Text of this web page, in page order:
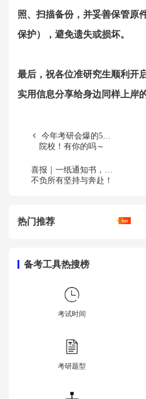
照、扫描备份，并妥善保管原
保护），避免遗失或损坏。
最后，祝各位准研究生顺利开
实用信息分享给身边同样上岸
今年考研会爆的5所
院校！有你的吗～
喜报｜一纸通知书，终
不负所有坚持与奔赴！
热门推荐
备考工具热搜榜
考试时间
考研题型